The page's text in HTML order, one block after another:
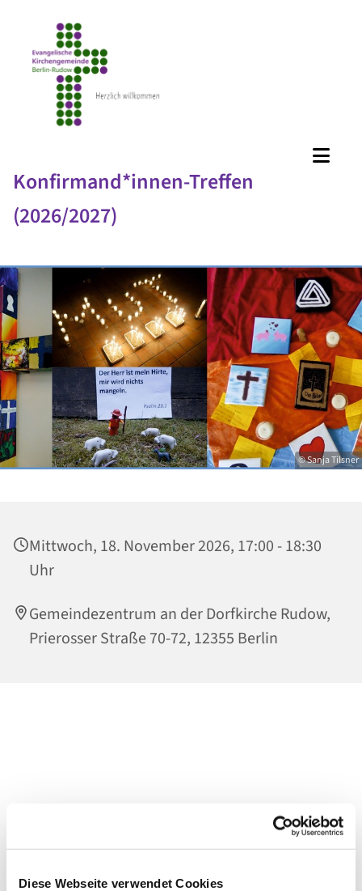
Diese Webseite verwendet Cookies
Konfirmand*innen-Treffen
(2026/2027)
© Sanja Tilsner
Mittwoch, 18. November 2026, 17:00 - 18:30
Uhr
Gemeindezentrum an der Dorfkirche Rudow,
Prierosser Straße 70-72, 12355 Berlin